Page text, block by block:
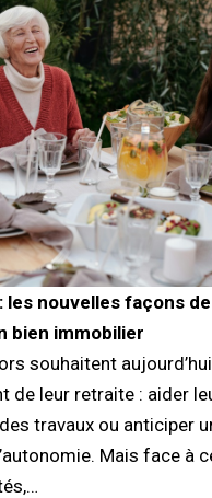
les nouvelles façons de
bien immobilier
souhaitent aujourd’hui
de leur retraite : aider
travaux ou anticiper
Mais face à